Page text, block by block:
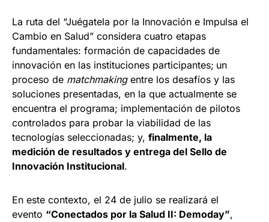
La ruta del “Juégatela por la Innovación e Impulsa el
Cambio en Salud” considera cuatro etapas
fundamentales: formación de capacidades de
innovación en las instituciones participantes; un
proceso de matchmakingentre los desafíos y las
soluciones presentadas, en la que actualmente se
encuentra el programa; implementación de pilotos
controlados para probar la viabilidad de las
tecnologías seleccionadas; y, finalmente, la
medición de resultados y entrega del Sello de
Innovación Institucional.
En este contexto, el 24 de julio se realizará el
evento “Conectados por la Salud II: Demoday”,